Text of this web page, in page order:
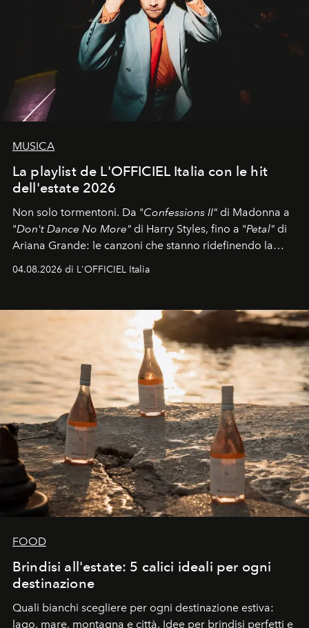
MUSICA
La playlist de L'OFFICIEL Italia con le hit
dell'estate 2026
Non solo tormentoni. Da "Confessions II" di Madonna a
"Don't Dance No More" di Harry Styles, fino a "Petal" di
Ariana Grande: le canzoni che stanno ridefinendo la
04.08.2026 di L'OFFICIEL Italia
FOOD
Brindisi all'estate: 5 calici ideali per ogni
destinazione
Quali bianchi scegliere per ogni destinazione estiva:
lago, mare, montagna e città. Idee per brindisi perfetti e